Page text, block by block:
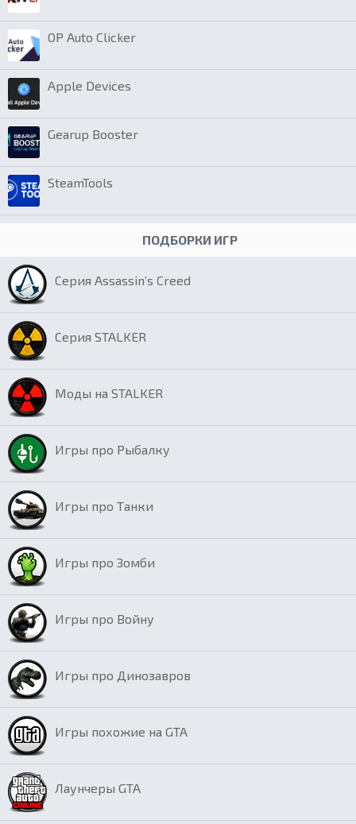
OP Auto Clicker
Apple Devices
Gearup Booster
SteamTools
ПОДБОРКИ ИГР
Серия Assassin’s Creed
Серия STALKER
Моды на STALKER
Игры про Рыбалку
Игры про Танки
Игры про Зомби
Игры про Войну
Игры про Динозавров
Игры похожие на GTA
Лаунчеры GTA